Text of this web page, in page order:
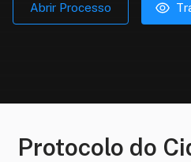
Abrir Processo
Protocolo do